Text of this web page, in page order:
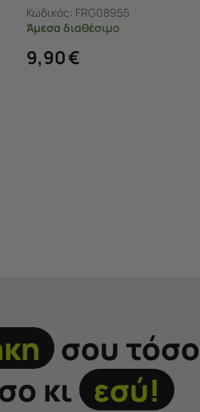
Κωδικός: FRG08955
Άμεσα διαθέσιμο
9,90€
σου τόσο
κι εσύ!